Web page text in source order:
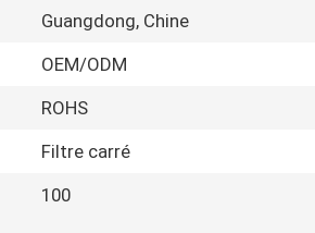
Guangdong, Chine
OEM/ODM
ROHS
Filtre carré
100